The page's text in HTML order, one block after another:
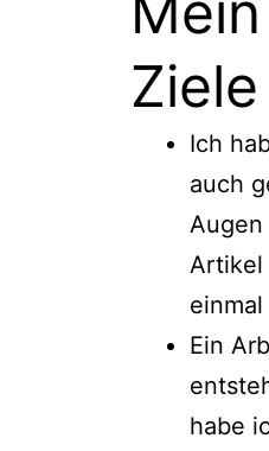
Ich
auch
Augen
Artikel
Ein
habe